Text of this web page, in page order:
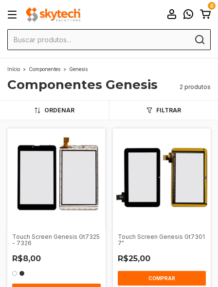
0
Início > Componentes > Genesis
Componentes Genesis 2 produtos
ORDENAR FILTRAR
Touch Screen Genesis Gt7325
- 7326
R$8,00
Touch Screen Genesis Gt7301
7"
R$25,00
COMPRAR